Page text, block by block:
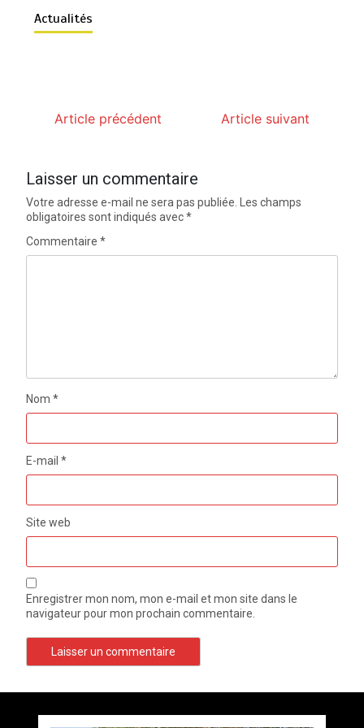
Actualités
Article précédent Article suivant
Laisser un commentaire
Votre adresse e-mail ne sera pas publiée.
Les champs
obligatoires sont indiqués avec*
Commentaire*
Nom*
E-mail*
Site web
Enregistrer mon nom, mon e-mail et mon site dans le
navigateur pour mon prochain commentaire.